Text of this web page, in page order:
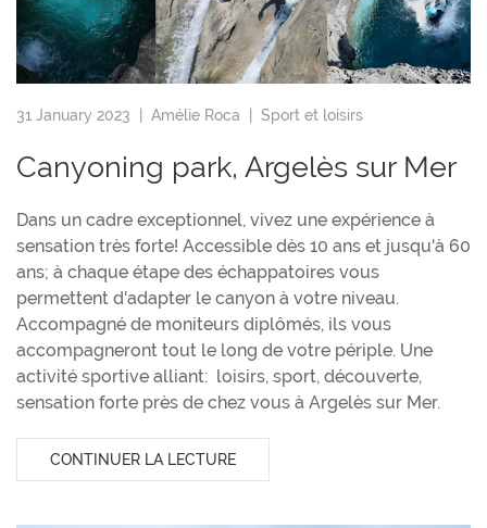
31 January 2023 | Amélie Roca Sport et loisirs
Canyoning park, Argelès sur Mer
Dans un cadre exceptionnel, vivez une expérience à
sensation très forte! Accessible dès 10 ans et jusqu'à 60
ans; à chaque étape des échappatoires vous
permettent d'adapter le canyon à votre niveau.
Accompagné de moniteurs diplômés, ils vous
accompagneront tout le long de votre périple. Une
activité sportive alliant: loisirs, sport, découverte,
sensation forte près de chez vous à Argelès sur Mer.
CONTINUER LA LECTURE